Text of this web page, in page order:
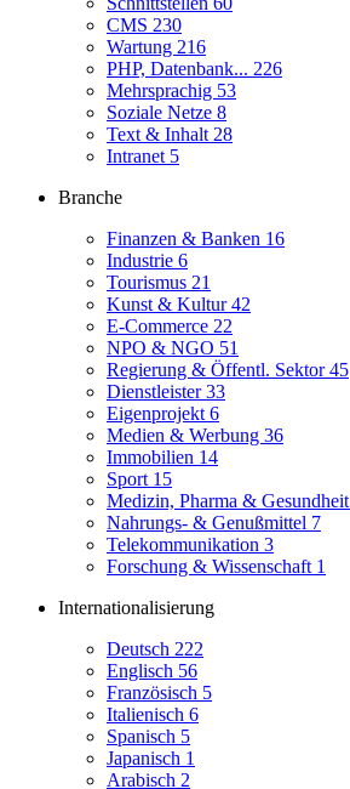
CMS 230
Wartung 216
PHP, Datenbank... 226
Mehrsprachig 53
Soziale Netze 8
Text & Inhalt 28
Intranet 5
Branche
Finanzen & Banken 16
Industrie 6
Tourismus 21
Kunst & Kultur42
E-Commerce 22
NPO & NGO 51
Regierung & Öffentl. Sektor45
Dienstleister33
Eigenprojekt 6
Medien & Werbung 36
Immobilien 14
Sport 15
Medizin, Pharma & Gesundheit
Nahrungs- & Genußmittel 7
Telekommunikation 3
Forschung & Wissenschaft 1
Internationalisierung
Deutsch 222
Englisch 56
Französisch 5
Italienisch 6
Spanisch 5
Japanisch 1
Arabisch 2